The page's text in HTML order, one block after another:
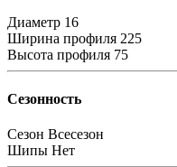
Диаметр 16
Ширина профиля 225
Высота профиля 75
Сезонность
Сезон Всесезон
Шипы Нет